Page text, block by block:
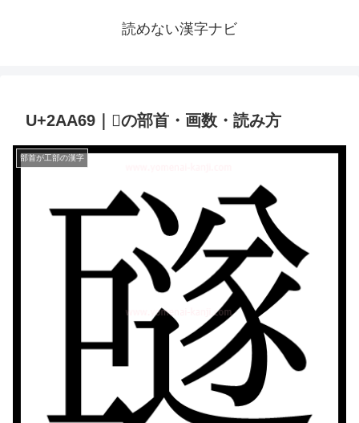
読めない漢字ナビ
U+2AA69｜𪩩の部首・画数・読み方
部首が工部の漢字